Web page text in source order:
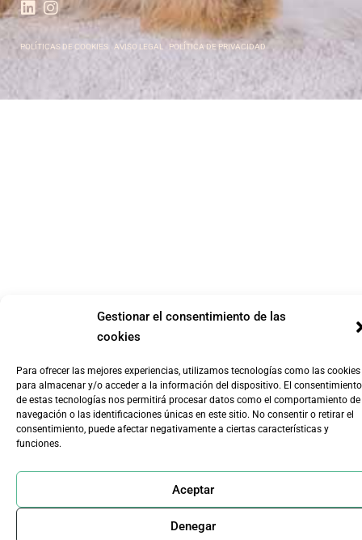
Gestionar el consentimiento de las
cookies
Para ofrecer las mejores experiencias, utilizamos tecnologías como las cookies
para almacenar y/o acceder a la información del dispositivo. El consentimiento
de estas tecnologías nos permitirá procesar datos como el comportamiento de
navegación o las identificaciones únicas en este sitio. No consentir o retirar el
consentimiento, puede afectar negativamente a ciertas características y
funciones.
Aceptar
Denegar
POLÍTICAS DE COOKIES AVISO LEGAL POLÍTICA DE PRIVACIDAD